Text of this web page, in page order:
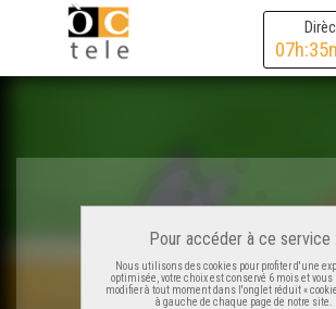
07h:35
Pour accéder à ce service :
Nous utilisons des cookies pour profiter d'une
optimisée, votre choix est conservé 6 mois et vous
modifier à tout moment dans l'onglet réduit «
à gauche de chaque page de notre site.